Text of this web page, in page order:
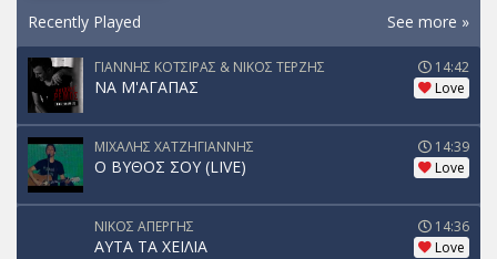
Recently Played See more »
ΓΙΑΝΝΗΣ ΚΟΤΣΙΡΑΣ & ΝΙΚΟΣ ΤΕΡΖΗΣ
ΝΑ Μ'ΑΓΑΠΑΣ
14:42
Love
ΜΙΧΑΛΗΣ ΧΑΤΖΗΓΙΑΝΝΗΣ
Ο ΒΥΘΟΣ ΣΟΥ (LIVE)
14:39
Love
ΝΙΚΟΣ ΑΠΕΡΓΗΣ
ΑΥΤΑ ΤΑ ΧΕΙΛΙΑ
14:36
Love